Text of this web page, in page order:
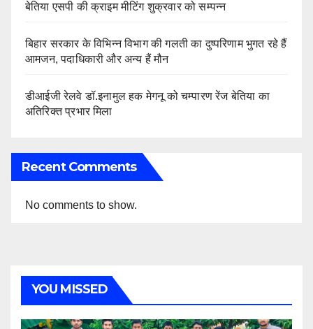
बेतिया एसपी की क्राइम मीटिंग शुक्रवार को सम्पन्न
बिहार सरकार के विभिन्न विभाग की गलती का दुष्परिणाम भुगत रहे हैं
आमजन, पदाधिकारी और अन्य हैं मौन
डीआईजी रेलवे डॉ.इनामुल हक मेगनू को चम्पारण रेंज बेतिया का
अतिरिक्त प्रभार मिला
Recent Comments
No comments to show.
YOU MISSED